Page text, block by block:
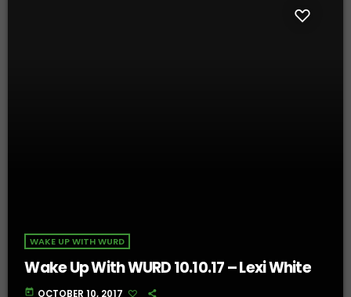
WAKE UP WITH WURD
Wake Up With WURD 10.10.17 – Lexi White
today OCTOBER 10, 2017